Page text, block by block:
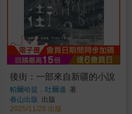
後街：一部來自新疆的小說
帕爾哈提．吐爾遜 著
春山出版
出版
2025/11/28 出版